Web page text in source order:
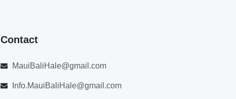
Contact
MauiBaliHale@gmail.com
Info.MauiBaliHale@gmail.com